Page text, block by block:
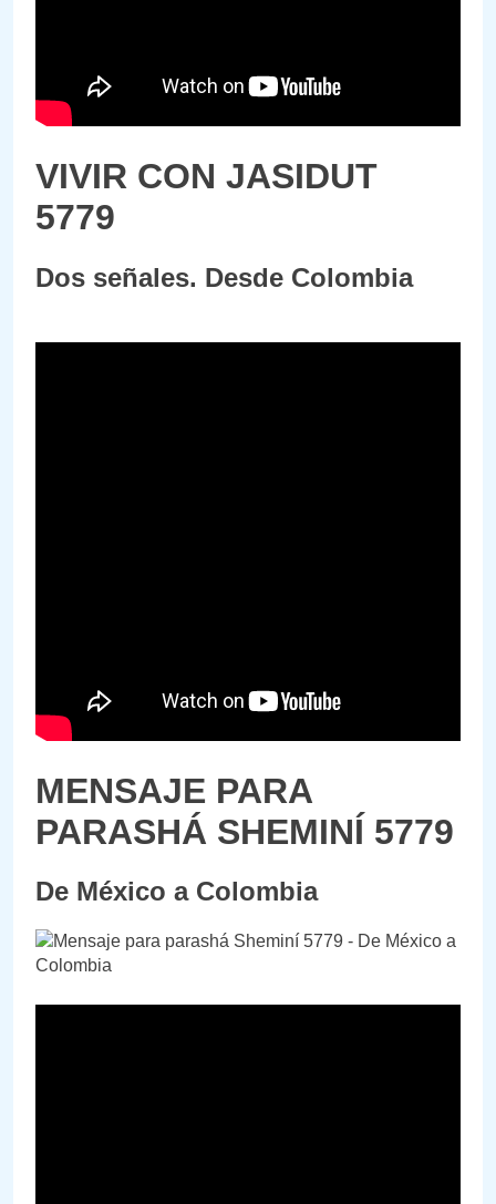
VIVIR CON JASIDUT
5779
Dos señales. Desde Colombia
MENSAJE PARA
PARASHÁ SHEMINÍ 5779
De México a Colombia